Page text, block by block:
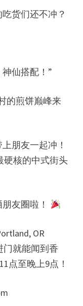
货们还不冲？
仙搭配！”
的煎饼巅峰来
朋友一起冲！
硬核的中式街头
友圈啦！
OR
门就能闻到香
点至晚上9点！